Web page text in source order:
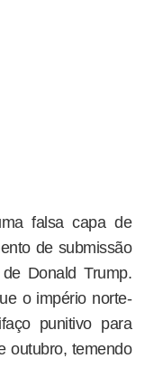
falsa capa de
de submissão
Donald Trump.
o império norte-
punitivo para
outubro, temendo